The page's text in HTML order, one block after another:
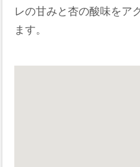
レの甘みと杏の酸味をア
ます。